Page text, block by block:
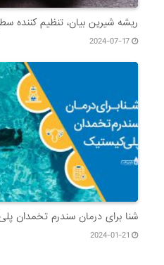
ریشه شیرین بیان، تنظیم کننده
2024-07-17
شنا برای درمان سندرم تخمدان
2024-01-21